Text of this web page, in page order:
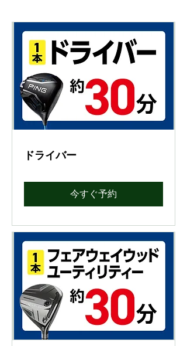
ドライバー
今すぐ予約